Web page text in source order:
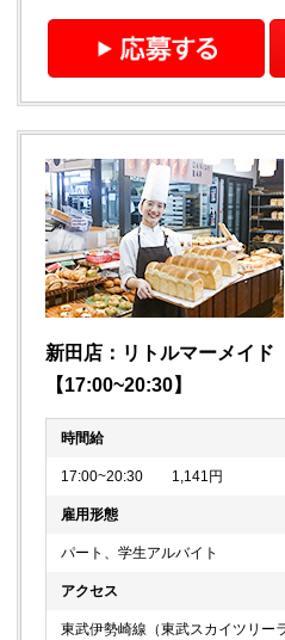
新田店：リトルマーメイド
【17:00~20:30】
時間給
17:00~20:30 1,141円
雇用形態
パート、学生アルバイト
アクセス
東武伊勢崎線（東武スカイツリー